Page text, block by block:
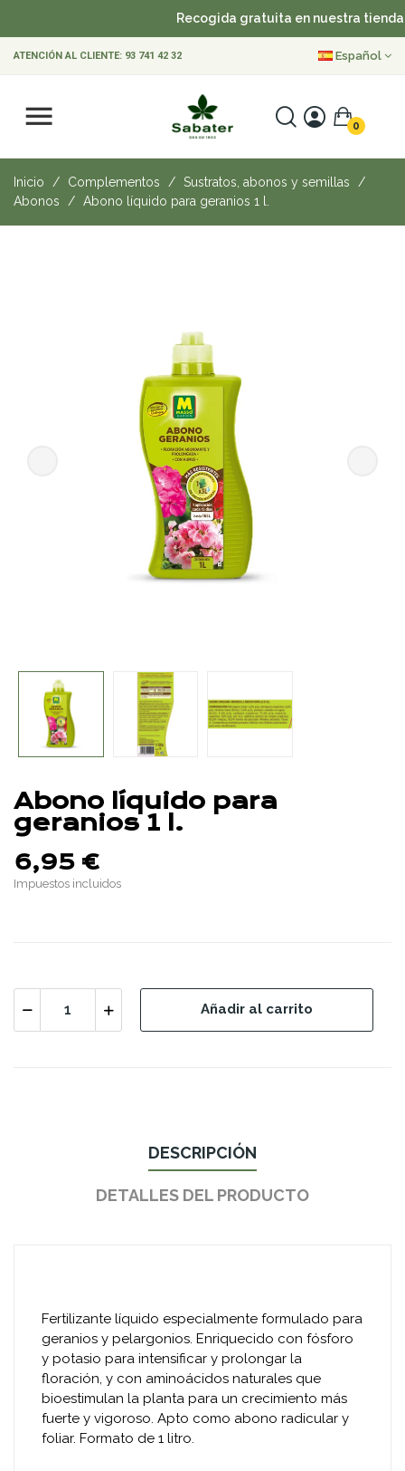
Recogida gratuita en nuestra tienda
ATENCIÓN AL CLIENTE: 93 741 42 32 Español
0
Inicio Complementos
Sustratos, abonos y semillas
Abonos
Abono líquido para geranios 1 l.
Abono líquido para
geranios 1 l.
6,95 €
Impuestos incluidos
Añadir al carrito
DESCRIPCIÓN
DETALLES DEL PRODUCTO
Fertilizante líquido especialmente formulado para
geranios y pelargonios. Enriquecido con fósforo
y potasio para intensificar y prolongar la
floración, y con aminoácidos naturales que
bioestimulan la planta para un crecimiento más
fuerte y vigoroso. Apto como abono radicular y
foliar. Formato de 1 litro.